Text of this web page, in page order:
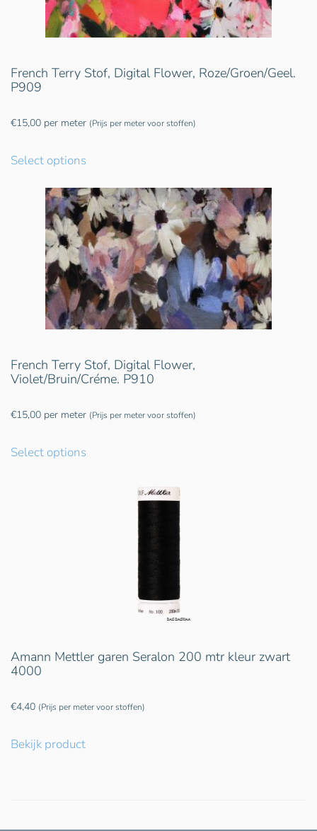
French Terry Stof, Digital Flower, Roze/Groen/Geel.
P909
€15,00 per meter (Prijs per meter voor stoffen)
Select options
French Terry Stof, Digital Flower,
Violet/Bruin/Créme. P910
€15,00 per meter (Prijs per meter voor stoffen)
Select options
Amann Mettler garen Seralon 200 mtr kleur zwart
4000
€4,40 (Prijs per meter voor stoffen)
Bekijk product